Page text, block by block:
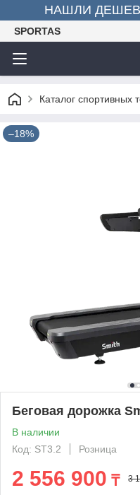
НАШЛИ
SPORTAS
Каталог спортивных
–18%
Беговая дорожка
В наличии
Код: ST3.2
Розница
2 556 900 ₸ 3